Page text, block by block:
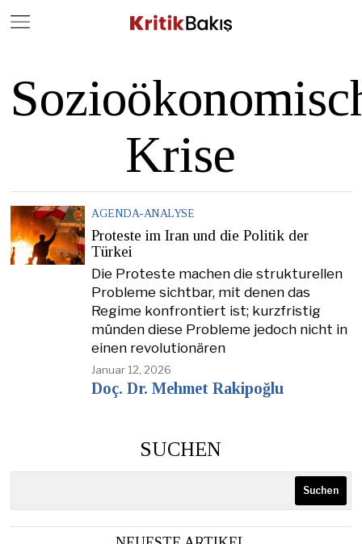
Krise
AGENDA-ANALYSE
Proteste im Iran und die Politik der
Türkei
Die Proteste machen die strukturellen
Probleme sichtbar, mit denen das
Regime konfrontiert ist; kurzfristig
münden diese Probleme jedoch nicht in
einen revolutionären
Januar 12, 2026
Doç. Dr. Mehmet Rakipoğlu
SUCHEN
Suchen